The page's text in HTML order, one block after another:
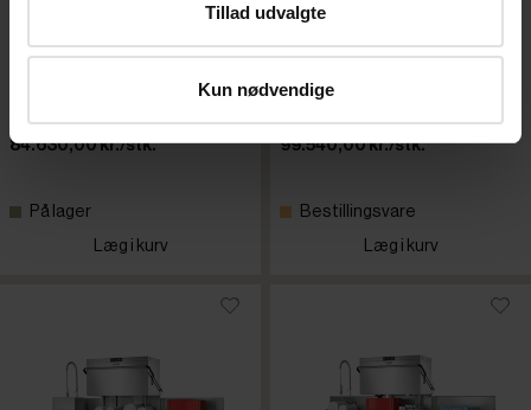
Tillad udvalgte
Kun nødvendige
opvaskemaskine
Din pris (ekskl. moms)
84.630,00 kr./stk.
På lager
Læg i kurv
Hobart AMX-HL Vapo Stop
opvaskemaskine
Din pris (ekskl. moms)
99.540,00 kr./stk.
Bestillingsvare
Læg i kurv